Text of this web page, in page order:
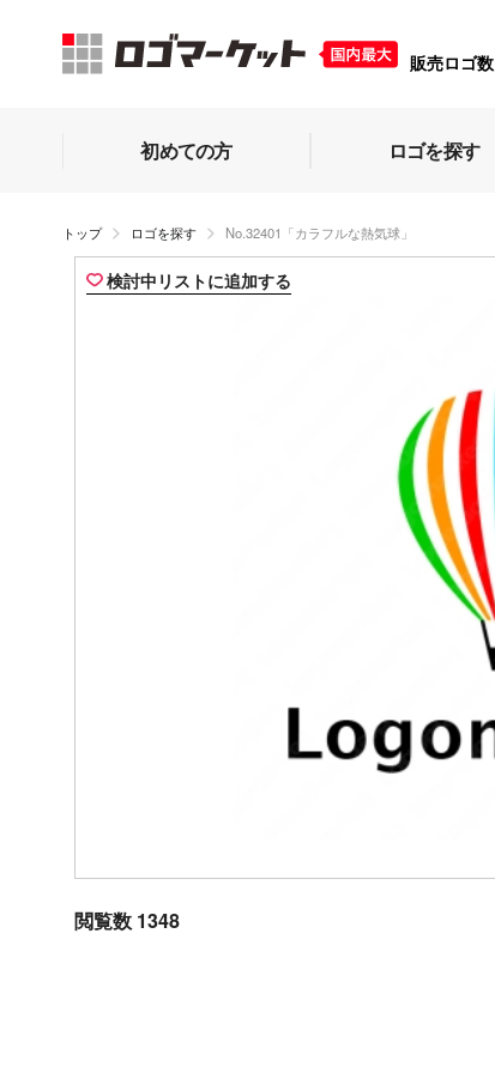
販売ロゴ数
初めての方 ロゴを探す
トップ ロゴを探す No.32401「カラフルな熱気球」
検討中リストに追加する
閲覧数 1348